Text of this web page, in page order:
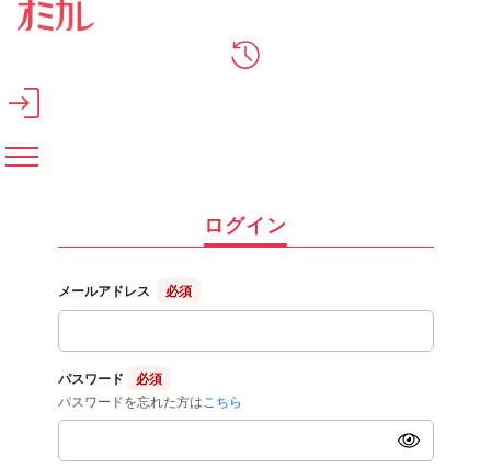
メインコンテンツへスキップ
ログイン
メールアドレス 必須
パスワード
必須
パスワードを忘れた方は こちら